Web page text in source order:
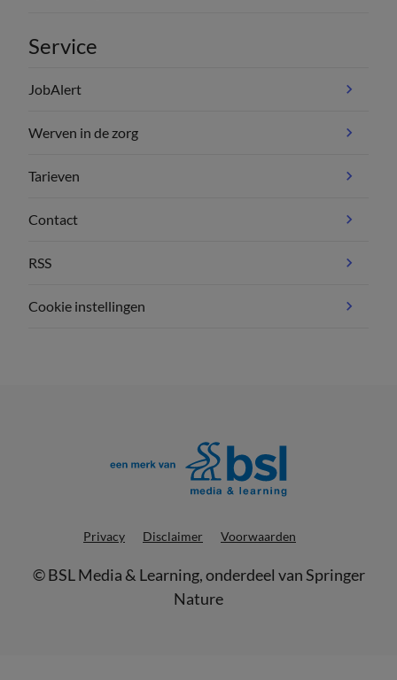
Service
JobAlert
Werven in de zorg
Tarieven
Contact
RSS
Cookie instellingen
Privacy Disclaimer Voorwaarden
©BSL Media & Learning, onderdeel vanSpringer
Nature